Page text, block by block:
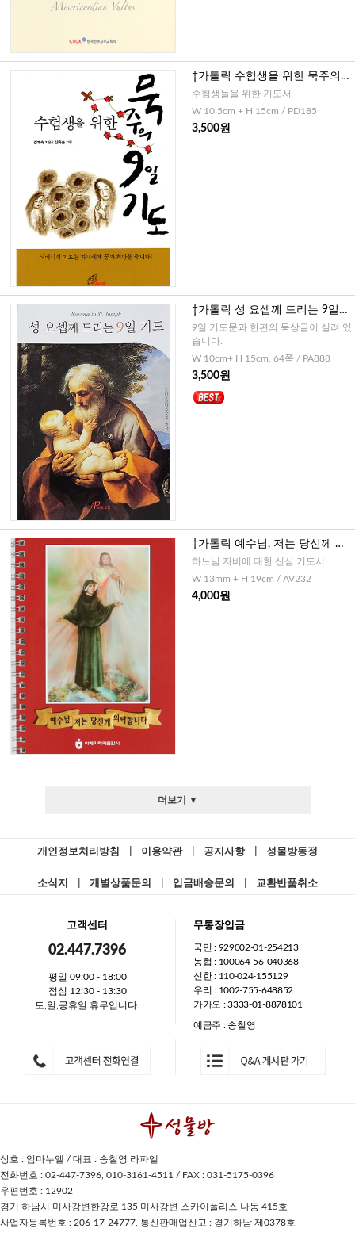
†가톨릭 수험생을 위한 묵주의 9
일기도(소, 대)-스프링
수험생들을 위한 기도서
W 10.5cm + H 15cm / PD185
3,500원
†가톨릭 성 요셉께 드리는 9일기
도
9일 기도문과 한편의 묵상글이 실려 있
습니다.
W 10cm+ H 15cm, 64쪽 / PA888
3,500원
†가톨릭 예수님, 저는 당신께 의
탁합니다.(대)-스프링
하느님 자비에 대한 신심 기도서
W 13mm + H 19cm / AV232
4,000원
더보기 ▼
개인정보처리방침 이용약관 공지사항 성물방동정
소식지 개별상품문의 입금배송문의 교환반품취소
고객센터
02.447.7396
평일 09:00 - 18:00
점심 12:30 - 13:30
토,일,공휴일 휴무입니다.
무통장입금
국민 : 929002-01-254213
농협 : 100064-56-040368
신한 : 110-024-155129
우리 : 1002-755-648852
카카오 : 3333-01-8878101
예금주 : 송철영
상호 : 임마누엘 / 대표 : 송철영 라파엘
전화번호 : 02-447-7396, 010-3161-4511 / FAX : 031-5175-0396
우편번호 : 12902
경기 하남시 미사강변한강로 135 미사강변 스카이폴리스 나동 415호
사업자등록번호 : 206-17-24777, 통신판매업신고 : 경기하남 제0378호